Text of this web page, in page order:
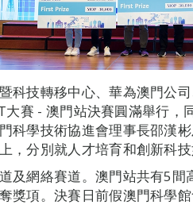
科技轉移中心、華為澳門公
大賽 - 澳門站決賽圓滿舉行，
科學技術協進會理事長邵漢
，分別就人才培育和創新科
及網絡賽道。澳門站共有5
獎項。決賽日前假澳門科學館